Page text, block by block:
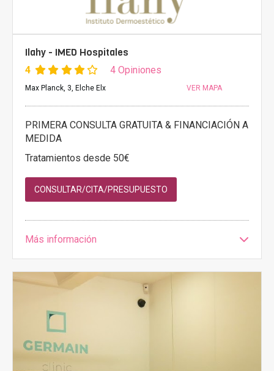
Ilahy - IMED Hospitales
4 4 Opiniones
Max Planck, 3, Elche Elx VER MAPA
PRIMERA CONSULTA GRATUITA & FINANCIACIÓN A
MEDIDA
Tratamientos desde 50€
CONSULTAR/CITA/PRESUPUESTO
Más información